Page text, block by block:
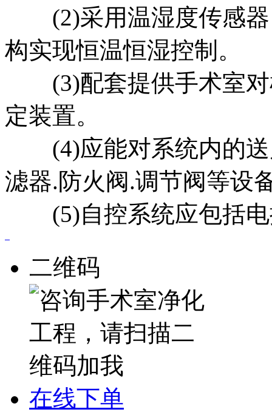
(2)采用温湿度传感器
构实现恒温恒湿控制。
(3)配套提供手术室对
定装置。
(4)应能对系统内的送
滤器.防火阀.调节阀等设
(5)自控系统应包括电
二维码
在线下单